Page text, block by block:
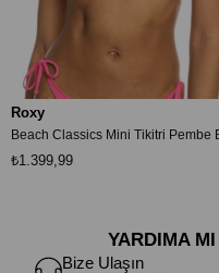
Roxy
₺1.399,99
YARDIMA
Bize Ulaşın